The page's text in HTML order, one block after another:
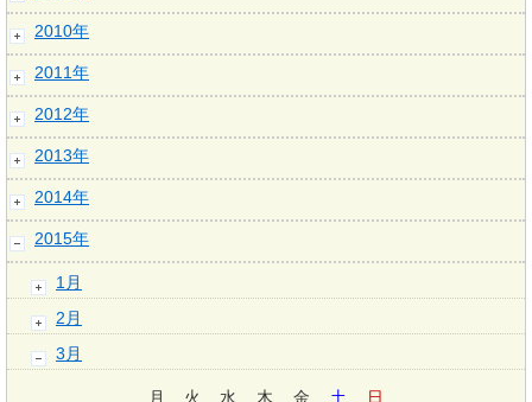
2010年
2011年
2012年
2013年
2014年
2015年
1月
2月
3月
月 火 水 木 金 土 日